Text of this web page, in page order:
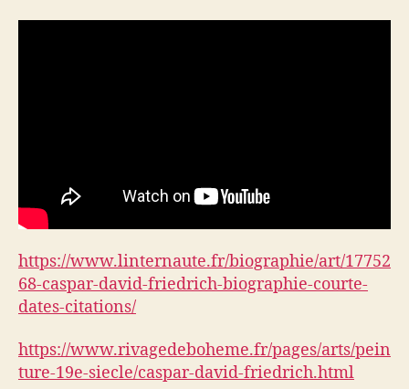
https://www.linternaute.fr/biographie/art/17752
68-caspar-david-friedrich-biographie-courte-
dates-citations/
https://www.rivagedeboheme.fr/pages/arts/pein
ture-19e-siecle/caspar-david-friedrich.html